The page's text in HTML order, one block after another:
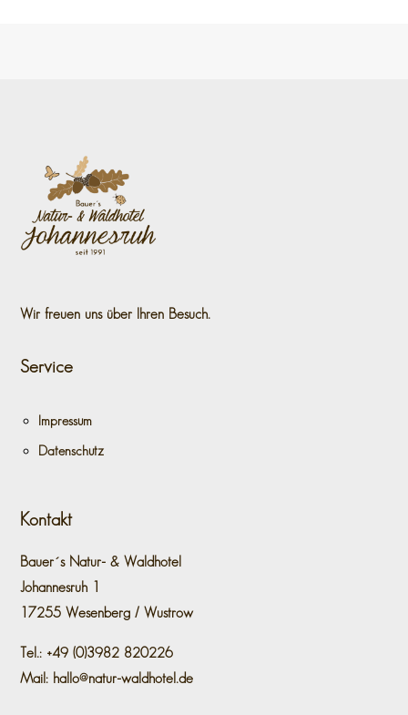
Wir freuen uns über Ihren Besuch.
Service
Impressum
Datenschutz
Kontakt
Bauer´s Natur- & Waldhotel
Johannesruh 1
17255 Wesenberg / Wustrow
Tel.: +49 (0)3982 820226
Mail: hallo@natur-waldhotel.de